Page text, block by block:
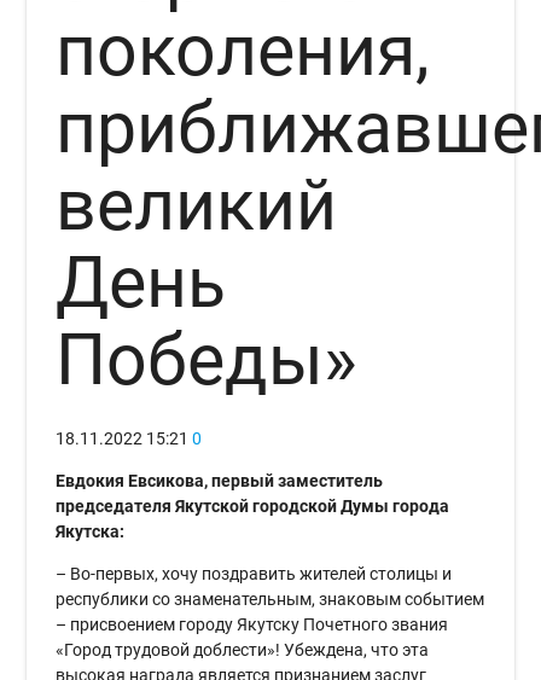
поколения,
великий
День
Победы»
18.11.2022 15:21 0
Евдокия Евсикова, первый заместитель
председателя Якутской городской Думы города
Якутска:
– Во-первых, хочу поздравить жителей столицы и
республики со знаменательным, знаковым событием
– присвоением городу Якутску Почетного звания
«Город трудовой доблести»! Убеждена, что эта
высокая награда является признанием заслуг